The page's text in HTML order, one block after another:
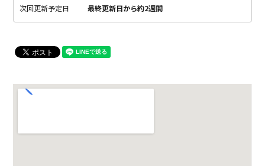
次回更新予定日
最終更新日から約2週間